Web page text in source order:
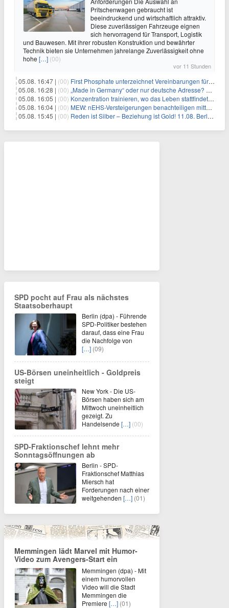
Pritschenwagen gebraucht ist
beeindruckend und wirtschaftlich attraktiv.
Diese zuverlässigen Fahrzeuge eignen
sich hervorragend für Transport, Logistik
und Bauwesen. Mit ihrer robusten Konstruktion und bewährter
Technik bieten sie Unternehmen jahrelange Zuverlässigkeit ohne
hohe […] (00)
vor 11 Stunden
05.08. 16:47 | (00) First Phosphate unterzeichnet Vereinbarungen für nicht zu refundierende Zuwendungen in Höhe von 4,84 Mio. $ von der kanadischen Regierung für Straßeninfrastruktur und Stromübertragungsleitungen
05.08. 16:28 | (00) „Made in Germany“ oder nur deutsche Adresse? So erkennen Sie, wo Ihre Leiterplatten wirklich gefertigt werden
05.08. 16:05 | (00) Konzentration trainieren, wo das Leben stattfindet: Mobile EEG-Technologie bringt Neurofeedback in den Alltag
05.08. 16:04 | (00) MEW: nEHS-Versteigerungen benachteiligen mittelständische Unternehmen
05.08. 15:45 | (00) Reden ist Silber – Beziehung ist Gold! 11.08. Berlin – 18:30 Uhr
SPD pocht auf Frau als nächstes
Staatsoberhaupt
Berlin (dpa) - Führende
SPD-Politiker bestehen
darauf, dass eine Frau
die Nachfolge von
[…] (09)
US-Börsen uneinheitlich - Goldpreis
steigt
New York - Die US-
Börsen haben sich am
Mittwoch uneinheitlich
gezeigt. Zu
Handelsende […] (00)
SPD-Fraktionschef lehnt mehr
Sonntagsöffnungen ab
Berlin - SPD-
Fraktionschef Matthias
Miersch hat
Forderungen nach einer
weitgehenden […] (01)
Memmingen lädt Marvel mit Humor-
Video zum Avengers-Start ein
Memmingen (dpa) - Mit
einem humorvollen
Video will die Stadt
Memmingen die
Premiere […] (01)